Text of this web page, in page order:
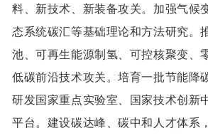
料、新技术、新装备攻关。加强气候
态系统碳汇等基础理论和方法研究。
池、可再生能源制氢、可控核聚变、
低碳前沿技术攻关。培育一批节能降
研发国家重点实验室、国家技术创新
平台。建设碳达峰、碳中和人才体系